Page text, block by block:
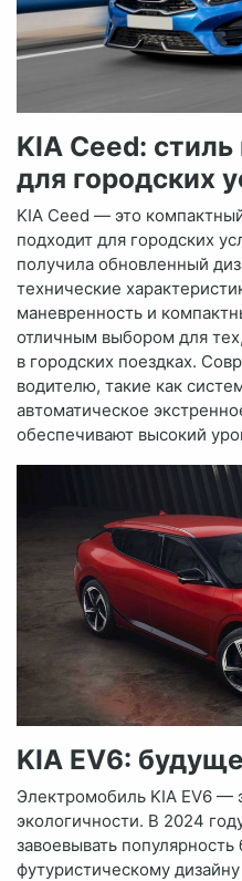
KIA Ceed:
для городских
KIA Ceed — это
подходит для городских
получила обновленный
технические
маневренность и
отличным выбором для
в городских поездках.
водителю, такие как
автоматическое
обеспечивают высокий
KIA EV6:
Электромобиль KIA EV6 —
экологичности. В 2024
завоевывать
футуристическому